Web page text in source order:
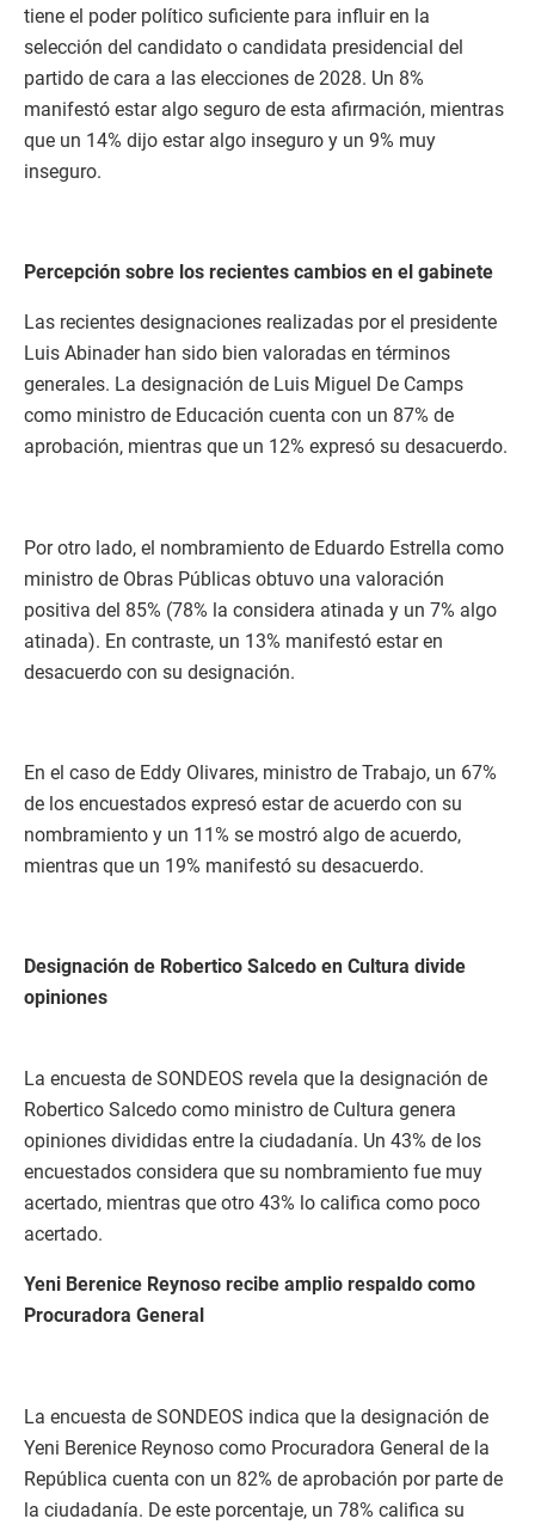
tiene el poder político suficiente para influir en la
selección del candidato o candidata presidencial del
partido de cara a las elecciones de 2028. Un 8%
manifestó estar algo seguro de esta afirmación, mientras
que un 14% dijo estar algo inseguro y un 9% muy
inseguro.
Percepción sobre los recientes cambios en el gabinete
Las recientes designaciones realizadas por el presidente
Luis Abinader han sido bien valoradas en términos
generales. La designación de Luis Miguel De Camps
como ministro de Educación cuenta con un 87% de
aprobación, mientras que un 12% expresó su desacuerdo.
Por otro lado, el nombramiento de Eduardo Estrella como
ministro de Obras Públicas obtuvo una valoración
positiva del 85% (78% la considera atinada y un 7% algo
atinada). En contraste, un 13% manifestó estar en
desacuerdo con su designación.
En el caso de Eddy Olivares, ministro de Trabajo, un 67%
de los encuestados expresó estar de acuerdo con su
nombramiento y un 11% se mostró algo de acuerdo,
mientras que un 19% manifestó su desacuerdo.
Designación de Robertico Salcedo en Cultura divide
opiniones
La encuesta de SONDEOS revela que la designación de
Robertico Salcedo como ministro de Cultura genera
opiniones divididas entre la ciudadanía. Un 43% de los
encuestados considera que su nombramiento fue muy
acertado, mientras que otro 43% lo califica como poco
acertado.
Yeni Berenice Reynoso recibe amplio respaldo como
Procuradora General
La encuesta de SONDEOS indica que la designación de
Yeni Berenice Reynoso como Procuradora General de la
República cuenta con un 82% de aprobación por parte de
la ciudadanía. De este porcentaje, un 78% califica su